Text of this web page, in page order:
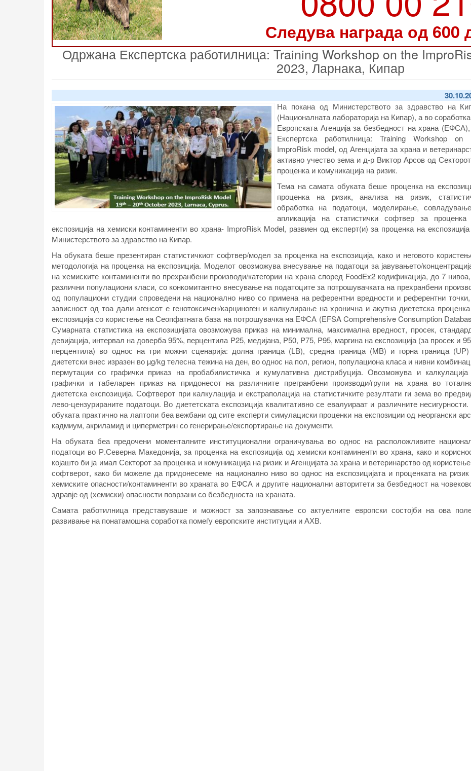
Следува награда од 600
Одржана Експертска работилница: Training Workshop on the
2023, Ларнака, Кипар
На покана од Министерството за здравство на
(Националната лабораторија на Кипар), а во
Европската Агенција за безбедност на храна
Експертска работилница: Training Workshop on
ImproRisk model, од Агенцијата за храна и
активно учество зема и д-р Виктор Арсов од
проценка и комуникација на ризик.
Тема на самата обуката беше проценка на
проценка на ризик, анализа на ризик,
обработка на податоци, моделирање,
апликација на статистички софтвер за
експозиција на хемиски контаминенти во храна- ImproRisk Model, развиен од експерт(и) за проценка на
Министерството за здравство на Кипар.
На обуката беше презентиран статистичкиот софтвер/модел за проценка на експозиција, како и неговото
методологија на проценка на експозиција. Моделот овозможува внесување на податоци за јавувањето/
на хемиските контаминенти во прехранбени производи/категории на храна според FoodEx2 кодификација, до 7
различни популациони класи, со конкомитантно внесување на податоците за потрошувачката на прехранбени
од популациони студии спроведени на национално ниво со примена на референтни вредности и референтни
зависност од тоа дали агенсот е генотоксичен/карциноген и калкулирање на хронична и акутна диететска
експозиција со користење на Сеопфатната база на потрошувачка на ЕФСА (EFSA Comprehensive Consumption
Сумарната статистика на експозицијата овозможува приказ на минимална, максимална вредност, просек,
девијација, интервал на доверба 95%, перцентила P25, медијана, P50, P75, P95, маргина на експозиција (за просек и
перцентила) во однос на три можни сценарија: долна граница (LB), средна граница (MB) и горна граница
диететски внес изразен во µg/kg телесна тежина на ден, во однос на пол, регион, популациона класа и нивни
пермутации со графички приказ на пробабилистичка и кумулативна дистрибуција. Овозможува и
графички и табеларен приказ на придонесот на различните прегранбени производи/групи на храна во
диететска експозиција. Софтверот при калкулација и екстраполација на статистичките резултати ги зема во
лево-цензурираните податоци. Во диететската експозиција квалитативно се евалуираат и различните
обуката практично на лаптопи беа вежбани од сите експерти симулациски проценки на експозиции од неоргански
кадмиум, акриламид и циперметрин со генерирање/експортирање на документи.
На обуката беа предочени моменталните институционални ограничувања во однос на расположливите
податоци во Р.Северна Македонија, за проценка на експозиција од хемиски контаминенти во храна, како и
којашто би ја имал Секторот за проценка и комуникација на ризик и Агенцијата за храна и ветеринарство од
софтверот, како би можеле да придонесеме на национално ниво во однос на експозицијата и проценката на
хемиските опасности/контаминенти во храната во ЕФСА и другите национални авторитети за безбедност на
здравје од (хемиски) опасности поврзани со безбедноста на храната.
Самата работилница представуваше и можност за запознавање со актуелните европски состојби на ова
развивање на понатамошна соработка помеѓу европските институции и АХВ.